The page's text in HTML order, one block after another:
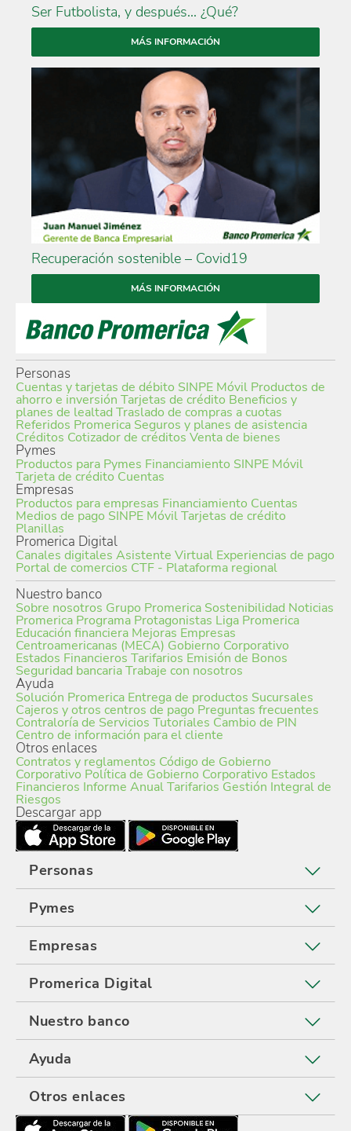
Ser Futbolista, y después... ¿Qué?
MÁS INFORMACIÓN
Recuperación sostenible – Covid19
MÁS INFORMACIÓN
Personas
Cuentas y tarjetas de débito SINPE Móvil Productos de
ahorro e inversión Tarjetas de crédito Beneficios y
planes de lealtad Traslado de compras a cuotas
Referidos Promerica Seguros y planes de asistencia
Créditos Cotizador de créditos Venta de bienes
Pymes
Productos para Pymes Financiamiento SINPE Móvil
Tarjeta de crédito Cuentas
Empresas
Productos para empresas Financiamiento Cuentas
Medios de pago SINPE MóvilTarjetas de crédito
Planillas
Promerica Digital
Canales digitales Asistente Virtual Experiencias de pago
Portal de comercios CTF - Plataforma regional
Nuestro banco
Sobre nosotros Grupo Promerica Sostenibilidad Noticias
Promerica Programa Protagonistas Liga Promerica
Educación financiera Mejoras Empresas
Centroamericanas (MECA) Gobierno Corporativo
Estados Financieros Tarifarios Emisión de Bonos
Seguridad bancariaTrabaje con nosotros
Ayuda
Solución Promerica Entrega de productos Sucursales
Cajeros y otros centros de pago Preguntas frecuentes
Contraloría de Servicios Tutoriales Cambio de PIN
Centro de información para el cliente
Otros enlaces
Contratos y reglamentos Código de Gobierno
Corporativo Política de Gobierno Corporativo Estados
Financieros Informe AnualTarifarios Gestión Integral de
Riesgos
Descargar app
Personas
Pymes
Empresas
Promerica Digital
Nuestro banco
Ayuda
Otros enlaces